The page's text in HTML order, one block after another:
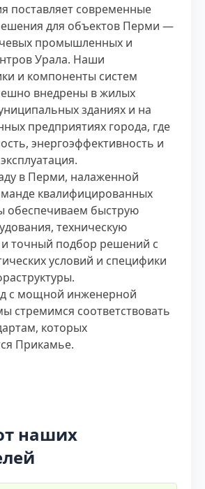
поставляет современные
для объектов Перми —
промышленных и
Урала. Наши
и компоненты систем
внедрены в жилых
зданиях и на
предприятиях города, где
энергоэффективность и
в Перми, налаженной
квалифицированных
обеспечиваем быструю
техническую
точный подбор решений с
условий и специфики
с мощной инженерной
стремимся соответствовать
которых
Прикамье.
наших